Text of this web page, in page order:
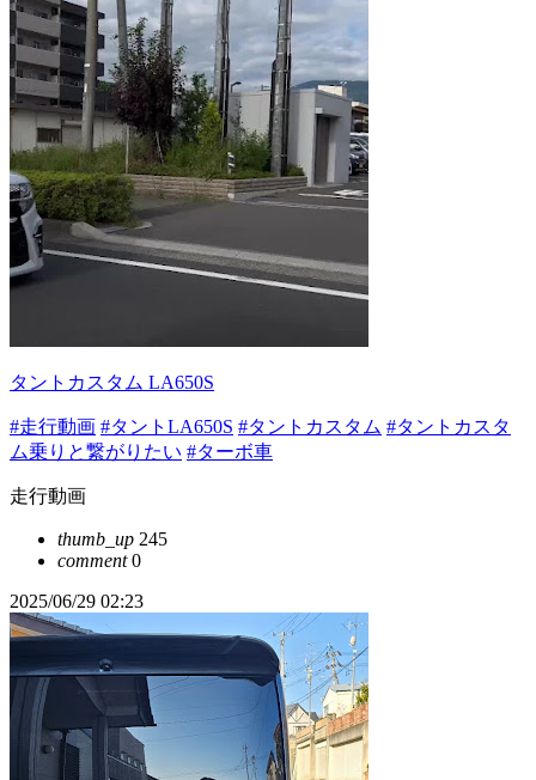
タントカスタム LA650S
#走行動画 #タントLA650S #タントカスタム #タントカスタ
ム乗りと繋がりたい #ターボ車
走行動画
thumb_up 245
comment0
2025/06/29 02:23